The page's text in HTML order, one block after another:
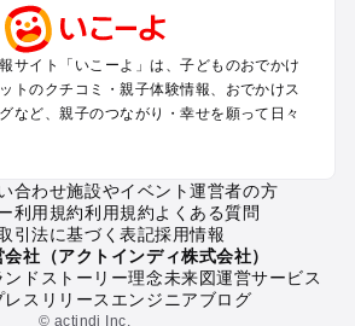
かけ
かけ
サイト「いこーよ」は、子どものおでかけ
トのクチコミ・親子体験情報、おでかけス
など、親子のつながり・幸せを願って日々
合わせ施設やイベント運営者の方
利用規約利用規約よくある質問
引法に基づく表記採用情報
社（アクトインディ株式会社）
ンドストーリー理念未来図運営サービス
レスリリース エンジニアブログ
© actindi Inc.